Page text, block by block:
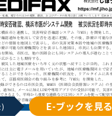
E-ブックを見る